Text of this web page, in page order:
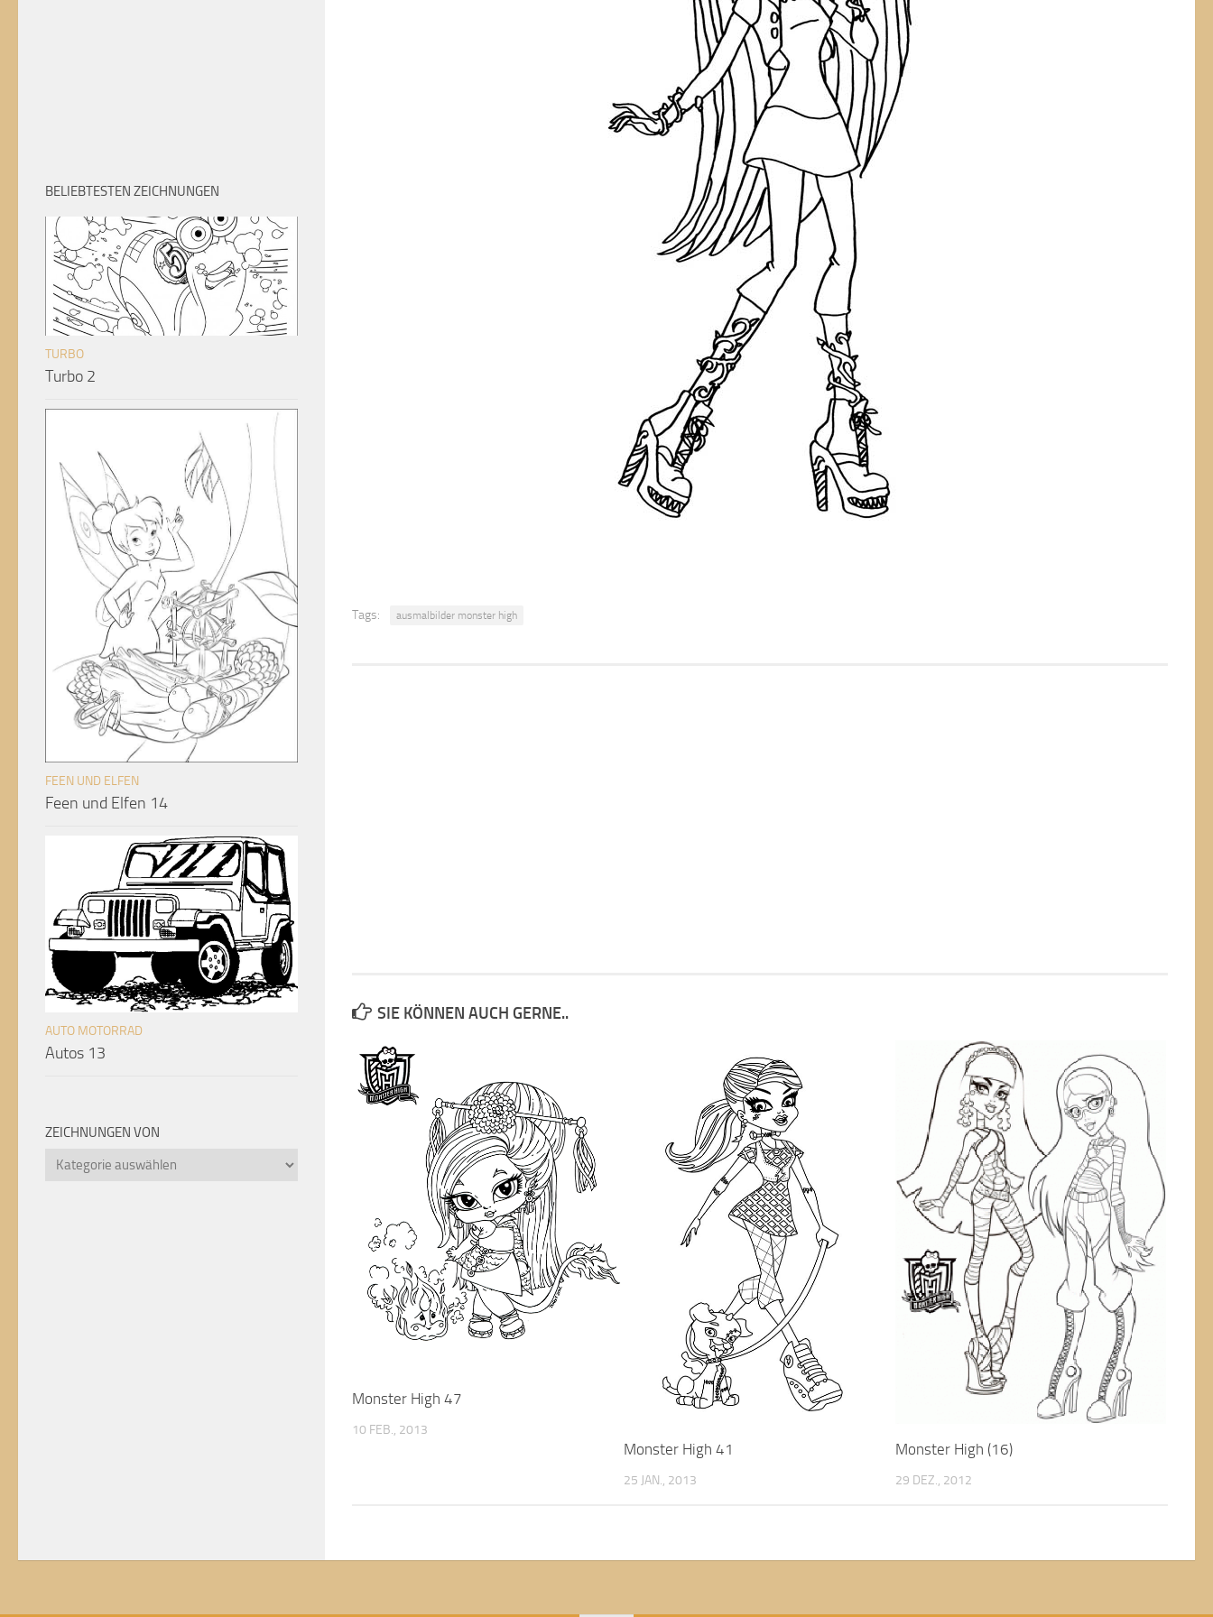
Tags: ausmalbilder monster high
SIE KÖNNEN AUCH GERNE..
Monster High 47
10 FEB., 2013
Monster High 41
25 JAN., 2013
Monster High (16)
29 DEZ., 2012
BELIEBTESTEN ZEICHNUNGEN
TURBO
Turbo 2
FEEN UND ELFEN
Feen und Elfen 14
AUTO MOTORRAD
Autos 13
ZEICHNUNGEN VON
Zeichnungen